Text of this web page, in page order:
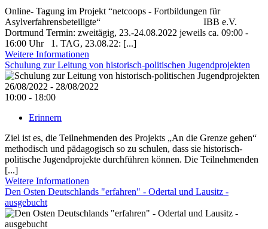
Online- Tagung im Projekt “netcoops - Fortbildungen für
Asylverfahrensbeteiligte“ IBB e.V.
Dortmund Termin: zweitägig, 23.-24.08.2022 jeweils ca. 09:00 -
16:00 Uhr 1. TAG, 23.08.22: [...]
Weitere Informationen
Schulung zur Leitung von historisch-politischen Jugendprojekten
26/08/2022 - 28/08/2022
10:00 - 18:00
Erinnern
Ziel ist es, die Teilnehmenden des Projekts „An die Grenze gehen“
methodisch und pädagogisch so zu schulen, dass sie historisch-
politische Jugendprojekte durchführen können. Die Teilnehmenden
[...]
Weitere Informationen
Den Osten Deutschlands "erfahren" - Odertal und Lausitz -
ausgebucht